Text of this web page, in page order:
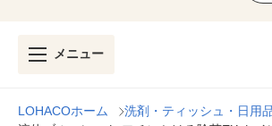
メニュー
LOHACOホーム 洗剤・ティッシュ・日用